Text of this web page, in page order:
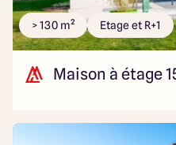
> 130 m² Etage et R+1
Maison à étage